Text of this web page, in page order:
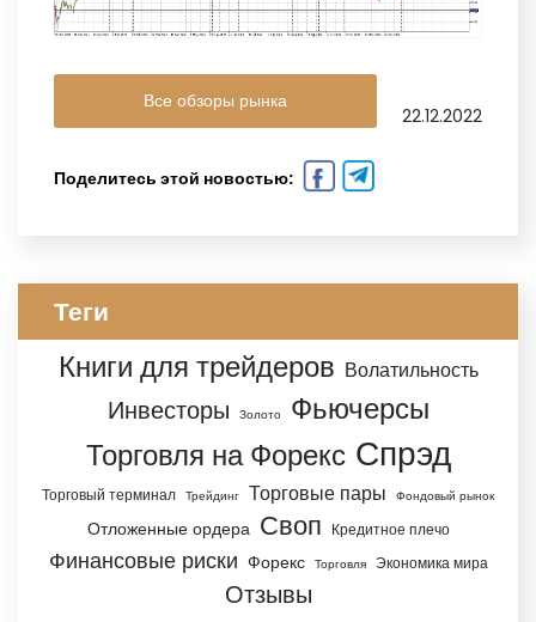
Все обзоры рынка
22.12.2022
Поделитесь этой новостью:
Теги
Книги для трейдеров Волатильность
Инвесторы Золото
Фьючерсы
Торговля на Форекс Спрэд
Торговый терминал Трейдинг Торговые пары Фондовый рынок
Отложенные ордера Своп Кредитное плечо
Финансовые риски Форекс Торговля Экономика мира
Отзывы